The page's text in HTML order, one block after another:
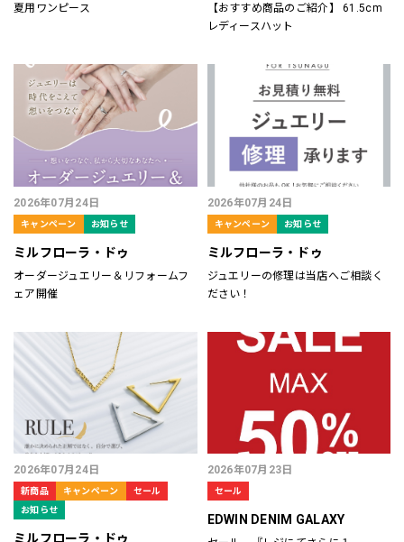
夏用ワンピース
【おすすめ商品のご紹介】 61.5cm
レディースハット
2026年07月24日
キャンペーン お知らせ
ミルフローラ・ドゥ
オーダージュエリー＆リフォームフ
ェア開催
2026年07月24日
キャンペーン お知らせ
ミルフローラ・ドゥ
ジュエリーの修理は当店へご相談く
ださい！
2026年07月24日
新商品 キャンペーン
セール
お知らせ
ミルフローラ・ドゥ
2026年07月23日
セール
EDWIN DENIM GALAXY